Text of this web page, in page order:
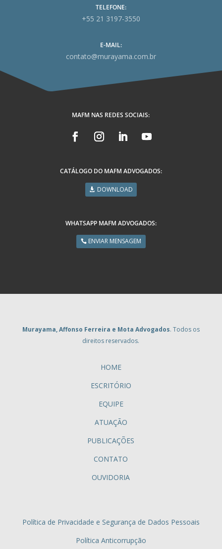
TELEFONE:
+55 21 3197-3550
E-MAIL:
contato@murayama.com.br
MAFM NAS REDES SOCIAIS:
CATÁLOGO DO MAFM ADVOGADOS:
DOWNLOAD
WHATSAPP MAFM ADVOGADOS:
ENVIAR MENSAGEM
Murayama, Affonso Ferreira e Mota Advogados. Todos os
direitos reservados.
HOME
ESCRITÓRIO
EQUIPE
ATUAÇÃO
PUBLICAÇÕES
CONTATO
OUVIDORIA
Política de Privacidade e Segurança de Dados Pessoais
Política Anticorrupção